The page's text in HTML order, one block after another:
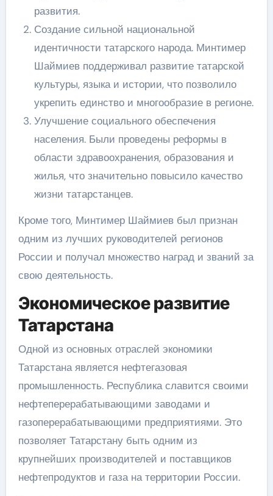
развития.
Создание сильной национальной
идентичности татарского народа. Минтимер
Шаймиев поддерживал развитие татарской
культуры, языка и истории, что позволило
укрепить единство и многообразие в регионе.
Улучшение социального обеспечения
населения. Были проведены реформы в
области здравоохранения, образования и
жилья, что значительно повысило качество
жизни татарстанцев.
Кроме того, Минтимер Шаймиев был признан
одним из лучших руководителей регионов
России и получал множество наград и званий за
свою деятельность.
Экономическое развитие
Татарстана
Одной из основных отраслей экономики
Татарстана является нефтегазовая
промышленность. Республика славится своими
нефтеперерабатывающими заводами и
газоперерабатывающими предприятиями. Это
позволяет Татарстану быть одним из
крупнейших производителей и поставщиков
нефтепродуктов и газа на территории России.